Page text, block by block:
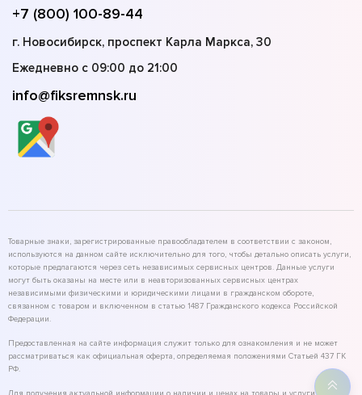
+7 (800) 100-89-44
г. Новосибирск, проспект Карла Маркса, 30
Ежедневно с 09:00 до 21:00
info@fiksremnsk.ru
Товарные знаки, зарегистрированные правообладателем в соответствии с законом,
используются на данном сайте исключительно для того, чтобы детально описать услуги,
которые предлагаются через сеть независимых сервисных центров. Данные услуги
могут быть оказаны на месте или в неавторизованных сервисных центрах
независимыми физическими и юридическими лицами в гражданском обороте,
связанном с товаром и включенном в статью 1487 Гражданского кодекса Российской
Федерации.
Предоставленная на сайте информация служит только для ознакомления и не может
рассматриваться как официальная оферта, определяемая положениями Статьей 437 ГК
РФ.